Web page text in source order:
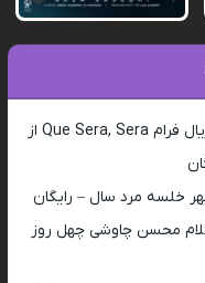
آهنگ بی کلام سریال فرام Que Sera, Sera از
خلسه مرد سال – رایگان
محسن چاوشی چهل روز